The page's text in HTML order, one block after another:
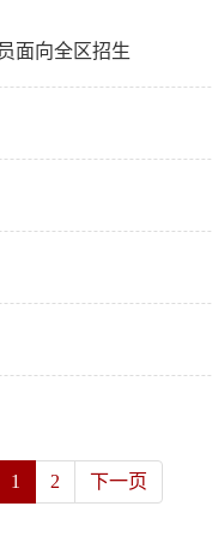
面向全区招生
1 2 下一页